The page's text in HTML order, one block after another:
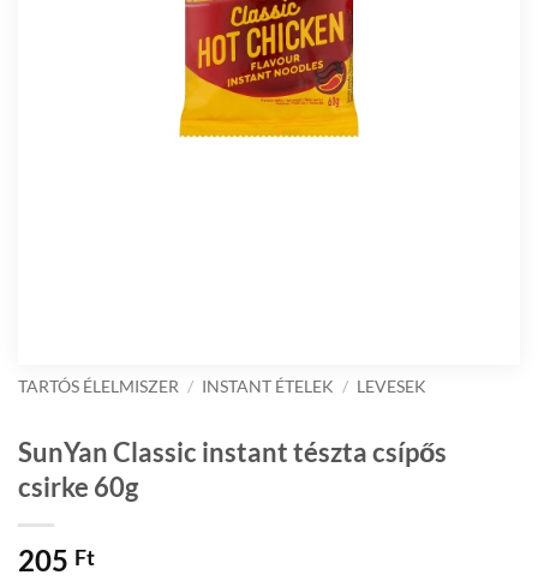
TARTÓS ÉLELMISZER / INSTANT ÉTELEK / LEVESEK
SunYan Classic instant tészta csípős
csirke 60g
205 Ft